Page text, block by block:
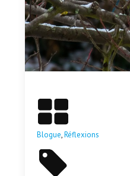
Blogue,Réflexions